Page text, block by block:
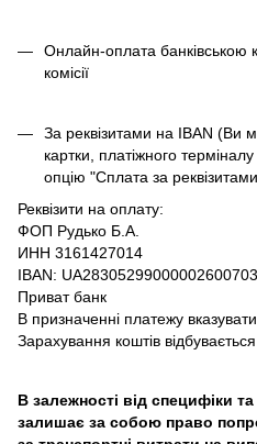
Онлайн-оплата банківською
комісії
За реквізитами на IBAN (Ви
картки, платіжного
опцію "Сплата за
Реквізити на оплату:
ФОП Рудько Б.А.
ИНН 3161427014
IBAN:
Приват банк
В призначенні платежу
Зарахування коштів
В залежності від специфіки
залишає за собою право